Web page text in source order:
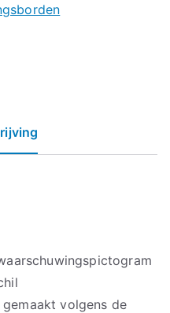
volgens de